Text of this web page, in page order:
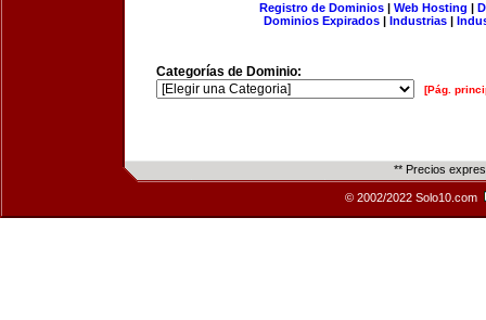
Registro de Dominios| Web Hosting |
Dominios Expirados | Industrias |
Categorías de Dominio:
[Pág.
** Precios
© 2002/2022 Solo10.com